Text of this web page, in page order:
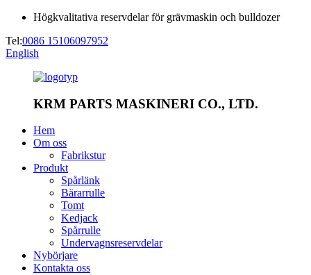
Högkvalitativa reservdelar för grävmaskin och bulldozer
Tel:0086 15106097952
English
KRM PARTS MASKINERI CO., LTD.
Hem
Om oss
Fabrikstur
Produkt
Spårlänk
Bärarrulle
Tomt
Kedjack
Spårrulle
Undervagnsreservdelar
Nybörjare
Kontakta oss